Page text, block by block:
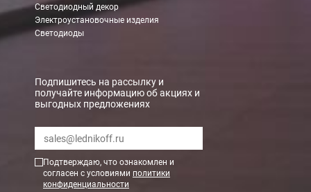
Светодиодный декор
Электроустановочные изделия
Светодиоды
Подпишитесь на рассылку и
получайте информацию об акциях и
выгодных предложениях
Подтверждаю, что ознакомлен и
согласен с условиями политики
конфиденциальности